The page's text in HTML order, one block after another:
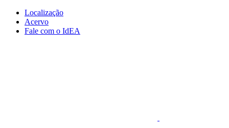
Conteúdo principal
Localização
Acervo
Fale com o IdEA